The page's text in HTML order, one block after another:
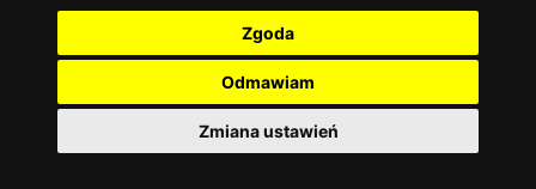
Zgoda
Odmawiam
Zmiana ustawień
Język francuski Łódź 3511
Gdańsk 2075